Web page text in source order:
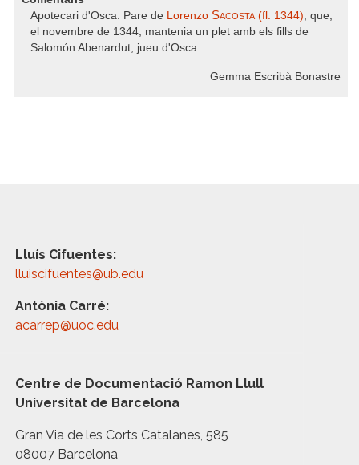
Apotecari d'Osca. Pare de Lorenzo Sacosta(fl. 1344), que,
el novembre de 1344, mantenia un plet amb els fills de
Salomón Abenardut, jueu d'Osca.
Gemma Escribà Bonastre
Lluís Cifuentes:
lluiscifuentes@ub.edu
Antònia Carré:
acarrep@uoc.edu
Centre de Documentació Ramon Llull
Universitat de Barcelona
Gran Via de les Corts Catalanes, 585
08007 Barcelona